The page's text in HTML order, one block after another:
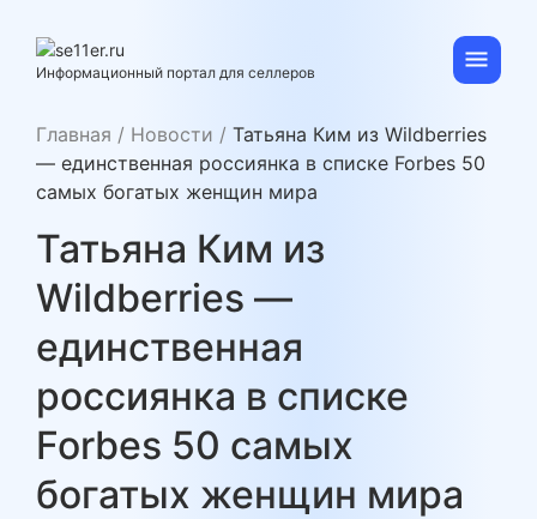
contentse11er.ru
Информационный портал для селлеров
Главная / Новости / Татьяна Ким из Wildberries
— единственная россиянка в списке Forbes 50
самых богатых женщин мира
Татьяна Ким из
Wildberries —
единственная
россиянка в списке
Forbes 50 самых
богатых женщин мира